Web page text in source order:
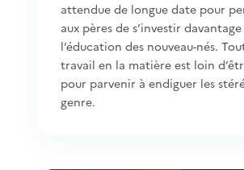
attendue de longue date pour
aux pères de s’investir
l’éducation des nouveau-nés.
travail en la matière est loin
pour parvenir à endiguer les
genre.